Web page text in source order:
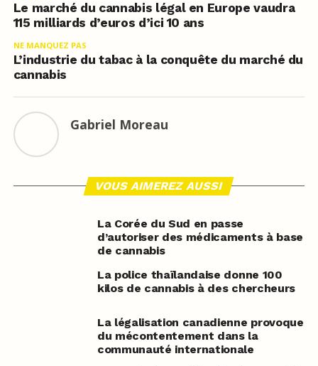
Le marché du cannabis légal en Europe vaudra
115 milliards d’euros d’ici 10 ans
NE MANQUEZ PAS
L’industrie du tabac à la conquête du marché du
cannabis
Gabriel Moreau
VOUS AIMEREZ AUSSI
La Corée du Sud en passe
d’autoriser des médicaments à base
de cannabis
La police thaïlandaise donne 100
kilos de cannabis à des chercheurs
La légalisation canadienne provoque
du mécontentement dans la
communauté internationale